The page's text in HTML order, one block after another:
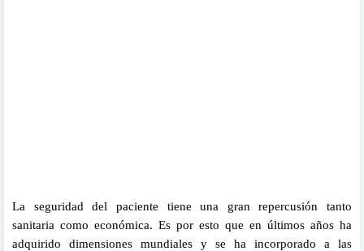
La seguridad del paciente tiene una gran repercusión tanto
sanitaria como económica. Es por esto que en últimos años ha
adquirido dimensiones mundiales y se ha incorporado a las